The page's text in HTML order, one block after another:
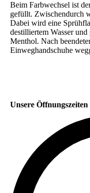
Beim Farbwechsel ist
gefüllt. Zwischendurch
Dabei wird eine
destilliertem Wasser
Menthol. Nach
Einweghandschuhe
Unsere Öffnungszeiten